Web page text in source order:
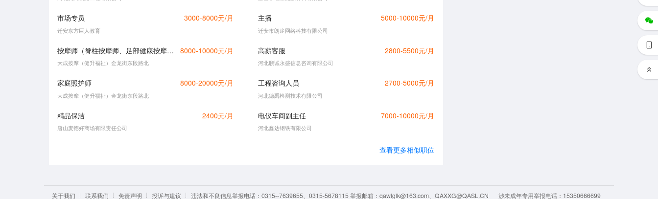
市场专员 3000-8000元/月
迁安东方巨人教育
主播 5000-10000元/月
迁安市朗途网络科技有限公司
按摩师（脊柱按摩师、足部健康按摩师或发射疗法师） 8000-10000元/月
大成按摩（健升福祉）金龙街东段路北
高薪客服 2800-5500元/月
河北鹏诚永盛信息咨询有限公司
家庭照护师 8000-20000元/月
大成按摩（健升福祉）金龙街东段路北
工程咨询人员 2700-5000元/月
河北德禹检测技术有限公司
精品保洁 2400元/月
唐山麦德好商场有限责任公司
电仪车间副主任 7000-10000元/月
河北鑫达钢铁有限公司
查看更多相似职位
关于我们 联系我们 免责声明 投诉与建议 违法和不良信息举报电话：0315--7639655、0315-5678115 举报邮箱：qawlglk@163.com、QAXXG@QASL.CN 涉未成年专用举报电话：15350666699